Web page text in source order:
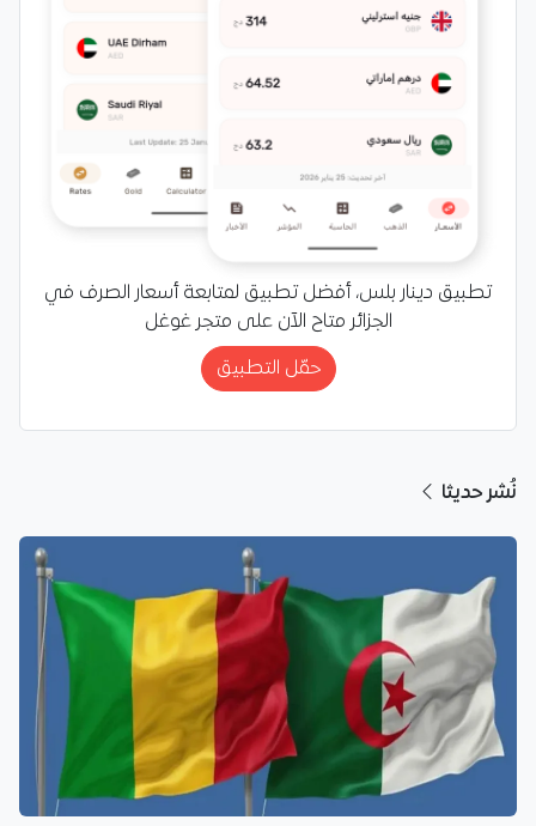
تطبيق دينار بلس، أفضل تطبيق لمتابعة أسعار الصرف في
الجزائر متاح الآن على متجر غوغل
حمّل التطبيق
نُشر حديثا